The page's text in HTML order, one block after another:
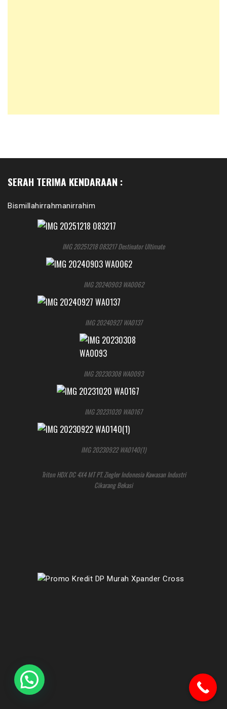
SERAH TERIMA KENDARAAN :
Bismillahirrahmanirrahim
IMG 20251218 083217 Destinator Ultimate
IMG 20240903 WA0062
IMG 20240927 WA0137
IMG 20230308 WA0093
IMG 20231020 WA0167
IMG 20230922 WA0140(1)
Triton HDX DC 4X4 MT PT. Ziegler Indonesia Kawasan Industri
Cikarang Bekasi